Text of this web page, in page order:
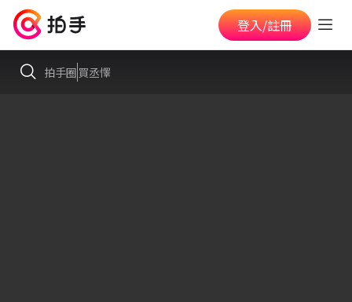
登入/註冊
拍手圈 買丞懌